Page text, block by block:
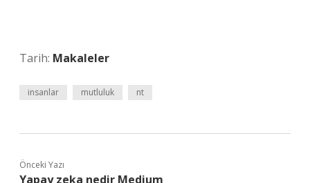
Tarih: Makaleler
insanlar mutluluk nt
Önceki Yazı
Yapay zeka nedir Medium